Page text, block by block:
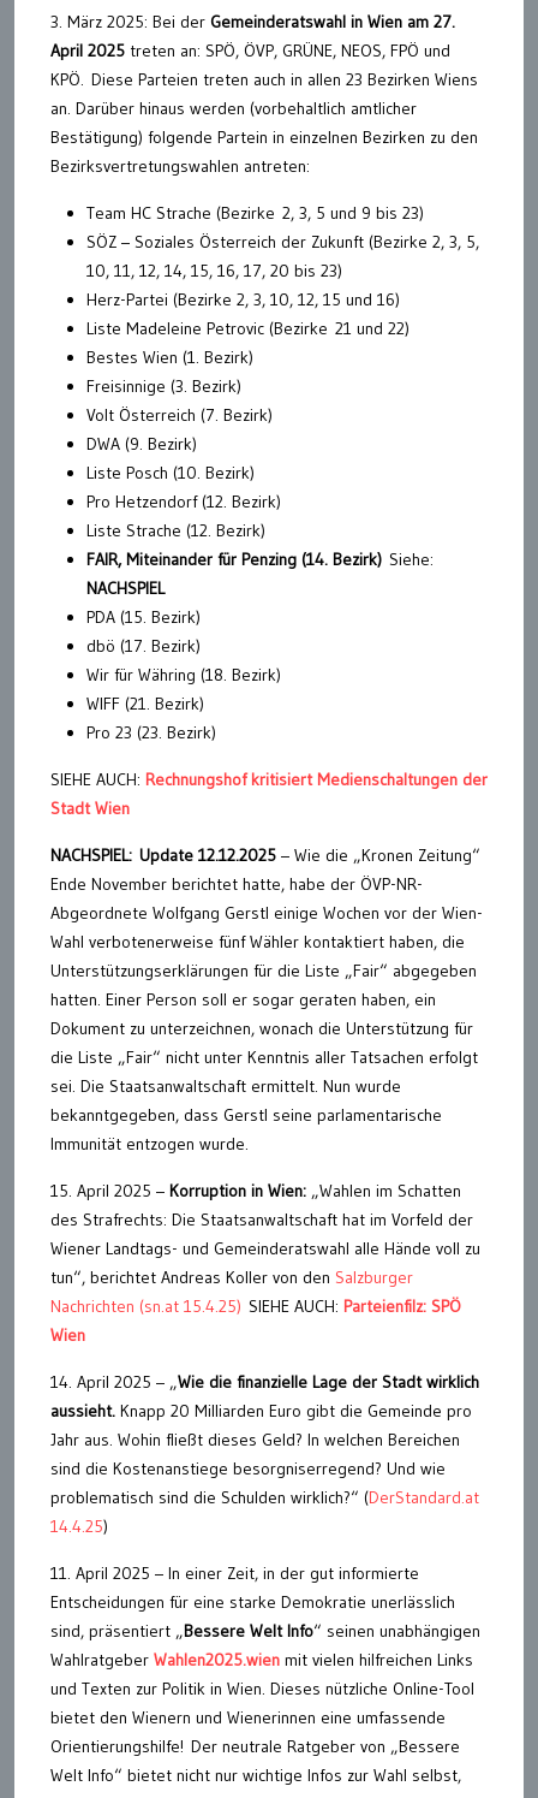
3. März 2025: Bei der Gemeinderatswahl in Wien am 27.
April 2025 treten an: SPÖ, ÖVP, GRÜNE, NEOS, FPÖ und
KPÖ. Diese Parteien treten auch in allen 23 Bezirken Wiens
an. Darüber hinaus werden (vorbehaltlich amtlicher
Bestätigung) folgende Partein in einzelnen Bezirken zu den
Bezirksvertretungswahlen antreten:
Team HC Strache (Bezirke 2, 3, 5 und 9 bis 23)
SÖZ – Soziales Österreich der Zukunft (Bezirke 2, 3, 5,
10, 11, 12, 14, 15, 16, 17, 20 bis 23)
Herz-Partei (Bezirke 2, 3, 10, 12, 15 und 16)
Liste Madeleine Petrovic (Bezirke 21 und 22)
Bestes Wien (1. Bezirk)
Freisinnige (3. Bezirk)
Volt Österreich (7. Bezirk)
DWA (9. Bezirk)
Liste Posch (10. Bezirk)
Pro Hetzendorf (12. Bezirk)
Liste Strache (12. Bezirk)
FAIR, Miteinander für Penzing (14. Bezirk) Siehe:
NACHSPIEL
PDA (15. Bezirk)
dbö (17. Bezirk)
Wir für Währing (18. Bezirk)
WIFF (21. Bezirk)
Pro 23 (23. Bezirk)
SIEHE AUCH: Rechnungshof kritisiert Medienschaltungen der
Stadt Wien
NACHSPIEL: Update 12.12.2025 – Wie die „Kronen Zeitung“
Ende November berichtet hatte, habe der ÖVP-NR-
Abgeordnete Wolfgang Gerstl einige Wochen vor der Wien-
Wahl verbotenerweise fünf Wähler kontaktiert haben, die
Unterstützungserklärungen für die Liste „Fair“ abgegeben
hatten. Einer Person soll er sogar geraten haben, ein
Dokument zu unterzeichnen, wonach die Unterstützung für
die Liste „Fair“ nicht unter Kenntnis aller Tatsachen erfolgt
sei. Die Staatsanwaltschaft ermittelt. Nun wurde
bekanntgegeben, dass Gerstl seine parlamentarische
Immunität entzogen wurde.
15. April 2025 – Korruption in Wien: „Wahlen im Schatten
des Strafrechts: Die Staatsanwaltschaft hat im Vorfeld der
Wiener Landtags- und Gemeinderatswahl alle Hände voll zu
tun“, berichtet Andreas Koller von den Salzburger
Nachrichten (sn.at 15.4.25) SIEHE AUCH: Parteienfilz: SPÖ
Wien
14. April 2025 – „Wie die finanzielle Lage der Stadt wirklich
aussieht. Knapp 20 Milliarden Euro gibt die Gemeinde pro
Jahr aus. Wohin fließt dieses Geld? In welchen Bereichen
sind die Kostenanstiege besorgniserregend? Und wie
problematisch sind die Schulden wirklich?“ (DerStandard.at
14.4.25)
11. April 2025 – In einer Zeit, in der gut informierte
Entscheidungen für eine starke Demokratie unerlässlich
sind, präsentiert „Bessere Welt Info“ seinen unabhängigen
Wahlratgeber Wahlen2025.wien mit vielen hilfreichen Links
und Texten zur Politik in Wien. Dieses nützliche Online-Tool
bietet den Wienern und Wienerinnen eine umfassende
Orientierungshilfe! Der neutrale Ratgeber von „Bessere
Welt Info“ bietet nicht nur wichtige Infos zur Wahl selbst,